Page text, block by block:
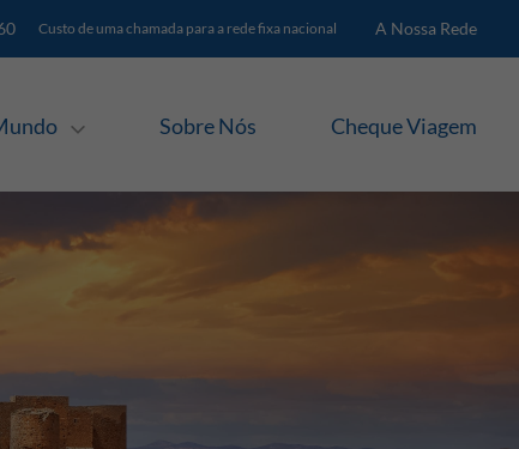
A Nossa Rede
Custo de uma chamada para a rede fixa nacional
Sobre Nós Cheque Viagem